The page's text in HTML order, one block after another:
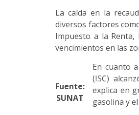
La caída en la
diversos factores
Impuesto a la
vencimientos en las
Fuente:
SUNAT
En cuanto
(ISC)
explica en
gasolina y